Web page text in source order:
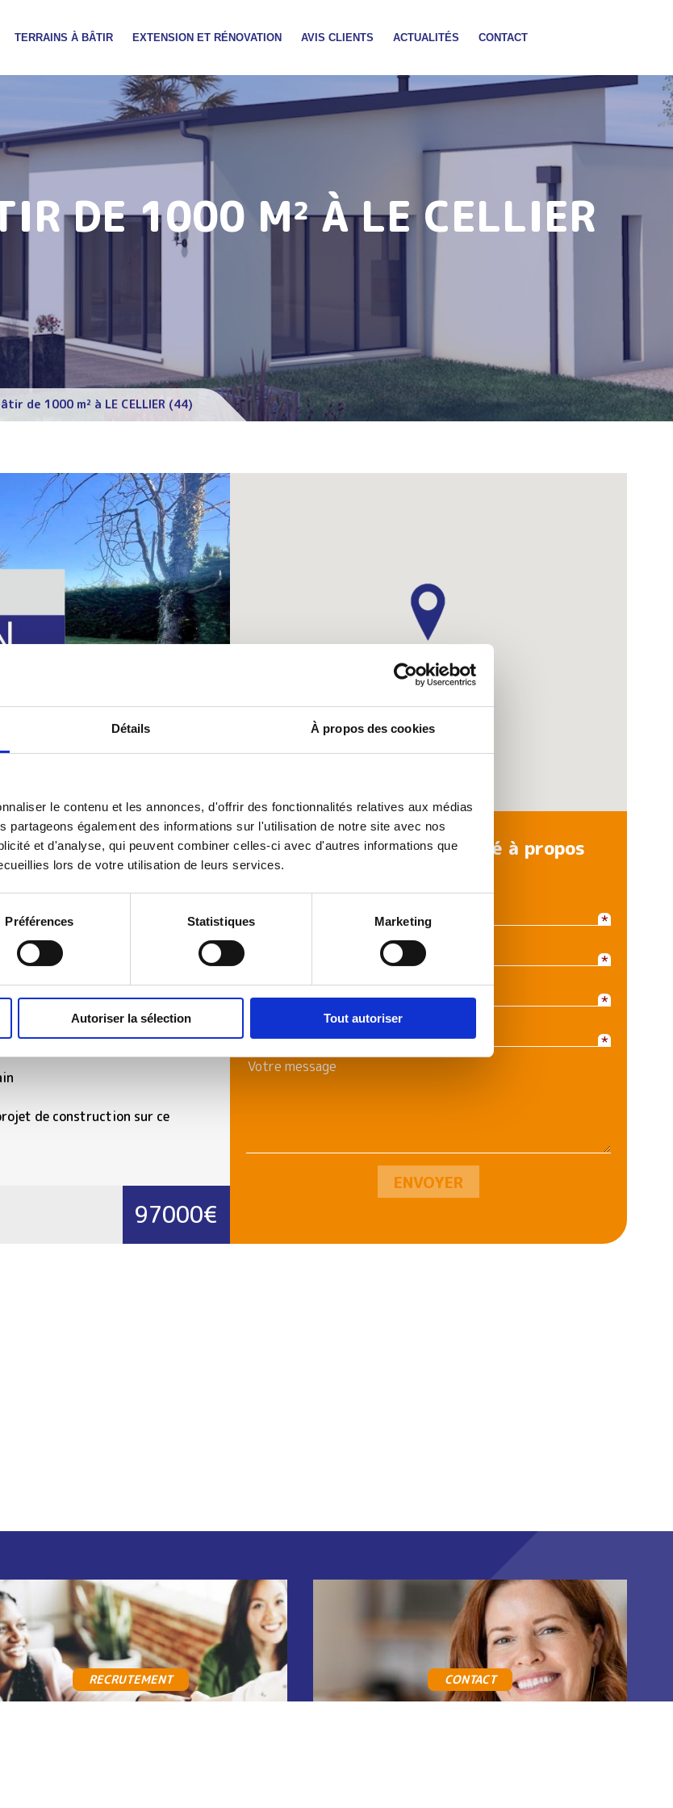
Détails À propos des cookies
le contenu et les annonces, d'offrir des fonctionnalités relatives aux médias
partageons également des informations sur l'utilisation de notre site avec nos
et d'analyse, qui peuvent combiner celles-ci avec d'autres informations que
lors de votre utilisation de leurs services.
Préférences Statistiques Marketing
Autoriser la sélection Tout autoriser
TERRAINS À BÂTIR EXTENSION ET RÉNOVATION AVIS CLIENTS ACTUALITÉS CONTACT
DE 1000 M² À LE CELLIER
de 1000 m² à LE CELLIER (44)
ouest, à seulement 15 minutes
vous propose de réaliser
neuve avec toutes les
de construction sur ce
97000€
Je souhaite être recontacté à propos
de ce bien
RECRUTEMENT CONTACT